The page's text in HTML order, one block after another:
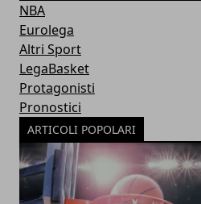
NBA
Eurolega
Altri Sport
LegaBasket
Protagonisti
Pronostici
ARTICOLI POPOLARI